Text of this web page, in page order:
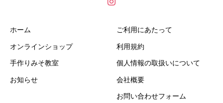
ホーム
オンラインショップ
手作りみそ教室
お知らせ
ご利用にあたって
利用規約
個人情報の取扱いについて
会社概要
お問い合わせフォーム